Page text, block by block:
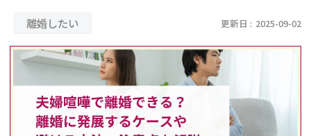
離婚前相談
離婚裁判
費用相場
コラム
離婚したい 更新日 : 2025-09-02